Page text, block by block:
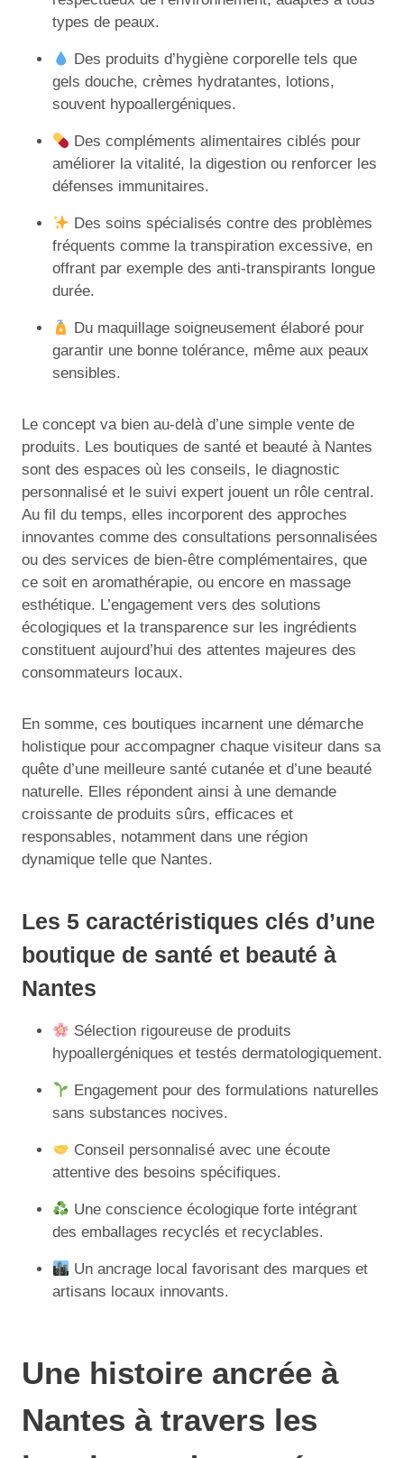
types de peaux.
Des produits d’hygiène corporelle tels que
gels douche, crèmes hydratantes, lotions,
souvent hypoallergéniques.
Des compléments alimentaires ciblés pour
améliorer la vitalité, la digestion ou renforcer les
défenses immunitaires.
Des soins spécialisés contre des problèmes
fréquents comme la transpiration excessive, en
offrant par exemple des anti-transpirants longue
durée.
Du maquillage soigneusement élaboré pour
garantir une bonne tolérance, même aux peaux
sensibles.
Le concept va bien au-delà d’une simple vente de
produits. Les boutiques de santé et beauté à Nantes
sont des espaces où les conseils, le diagnostic
personnalisé et le suivi expert jouent un rôle central.
Au fil du temps, elles incorporent des approches
innovantes comme des consultations personnalisées
ou des services de bien-être complémentaires, que
ce soit en aromathérapie, ou encore en massage
esthétique. L’engagement vers des solutions
écologiques et la transparence sur les ingrédients
constituent aujourd’hui des attentes majeures des
consommateurs locaux.
En somme, ces boutiques incarnent une démarche
holistique pour accompagner chaque visiteur dans sa
quête d’une meilleure santé cutanée et d’une beauté
naturelle. Elles répondent ainsi à une demande
croissante de produits sûrs, efficaces et
responsables, notamment dans une région
dynamique telle que Nantes.
Les 5 caractéristiques clés d’une
boutique de santé et beauté à
Nantes
Sélection rigoureuse de produits
hypoallergéniques et testés dermatologiquement.
Engagement pour des formulations naturelles
sans substances nocives.
Conseil personnalisé avec une écoute
attentive des besoins spécifiques.
Une conscience écologique forte intégrant
des emballages recyclés et recyclables.
Un ancrage local favorisant des marques et
artisans locaux innovants.
Une histoire ancrée à
Nantes à travers les